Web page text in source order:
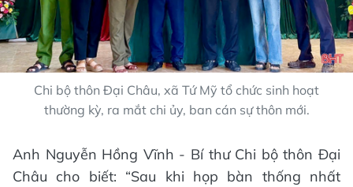
Chi bộ thôn Đại Châu, xã Tứ Mỹ tổ chức sinh hoạt
thường kỳ, ra mắt chi ủy, ban cán sự thôn mới.
Anh Nguyễn Hồng Vĩnh - Bí thư Chi bộ thôn Đại
Châu cho biết: “Sau khi họp bàn thống nhất